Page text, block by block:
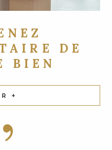
DE
BIEN
+